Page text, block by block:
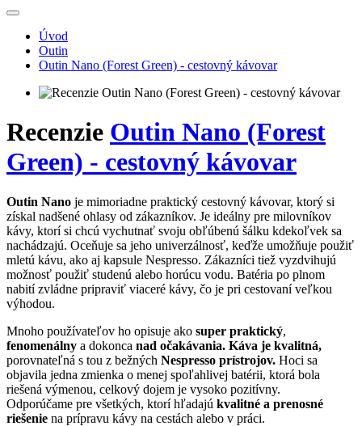
Úvod
Outin
Outin Nano (Forest Green) - cestovný kávovar
Recenzie Outin Nano (Forest
Green) - cestovný kávovar
Outin Nano je mimoriadne praktický cestovný kávovar, ktorý si
získal nadšené ohlasy od zákazníkov. Je ideálny pre milovníkov
kávy, ktorí si chcú vychutnať svoju obľúbenú šálku kdekoľvek sa
nachádzajú. Oceňuje sa jeho univerzálnosť, keďže umožňuje použiť
mletú kávu, ako aj kapsule Nespresso. Zákazníci tiež vyzdvihujú
možnosť použiť studenú alebo horúcu vodu. Batéria po plnom
nabití zvládne pripraviť viaceré kávy, čo je pri cestovaní veľkou
výhodou.
Mnoho používateľov ho opisuje ako super praktický,
fenomenálny a dokonca nad očakávania. Káva je kvalitná,
porovnateľná s tou z bežných Nespresso prístrojov. Hoci sa
objavila jedna zmienka o menej spoľahlivej batérii, ktorá bola
riešená výmenou, celkový dojem je vysoko pozitívny.
Odporúčame pre všetkých, ktorí hľadajú kvalitné a prenosné
riešenie na prípravu kávy na cestách alebo v práci.